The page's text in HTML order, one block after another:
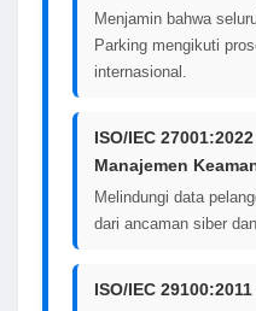
Menjamin bahwa
Parking mengikuti
internasional.
ISO/IEC
Manajemen
Melindungi data
dari ancaman siber
ISO/IEC